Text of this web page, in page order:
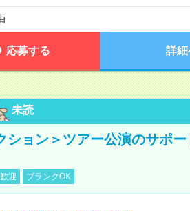
応募する 詳細
未読
ション＞ツアー公演のサポー
迎 ブランクOK